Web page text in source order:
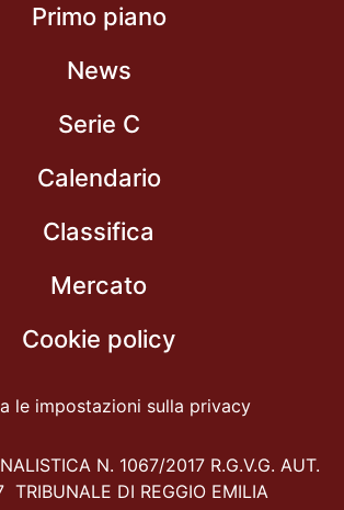
Primo piano
News
Serie C
Calendario
Classifica
Mercato
Cookie policy
le impostazioni sulla privacy
N. 1067/2017 R.G.V.G. AUT.
TRIBUNALE DI REGGIO EMILIA